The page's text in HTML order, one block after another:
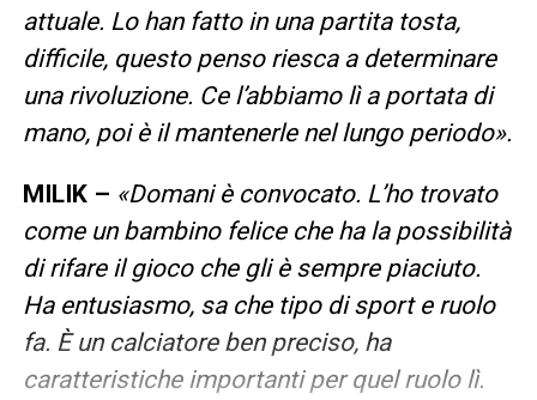
attuale. Lo han fatto in una partita tosta,
difficile, questo penso riesca a determinare
una rivoluzione. Ce l’abbiamo lì a portata di
mano, poi è il mantenerle nel lungo periodo».
MILIK – «Domani è convocato. L’ho trovato
come un bambino felice che ha la possibilità
di rifare il gioco che gli è sempre piaciuto.
Ha entusiasmo, sa che tipo di sport e ruolo
fa. È un calciatore ben preciso, ha
caratteristiche importanti per quel ruolo lì.